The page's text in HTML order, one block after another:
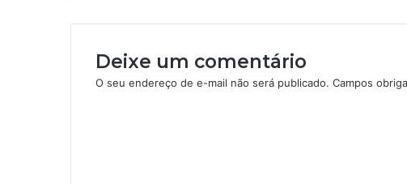
l
Deixe um comentário
O seu endereço de e-mail não será publicado. Campos